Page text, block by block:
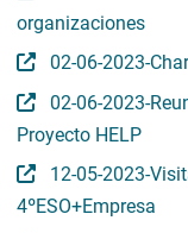
organizaciones
02-06-2023-
02-06-2023-
Proyecto HELP
12-05-2023-
4ºESO+Empresa